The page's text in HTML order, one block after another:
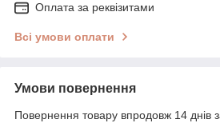
Оплата за реквізитами
Всі умови оплати
Умови повернення
Повернення товару впродовж 14 днів